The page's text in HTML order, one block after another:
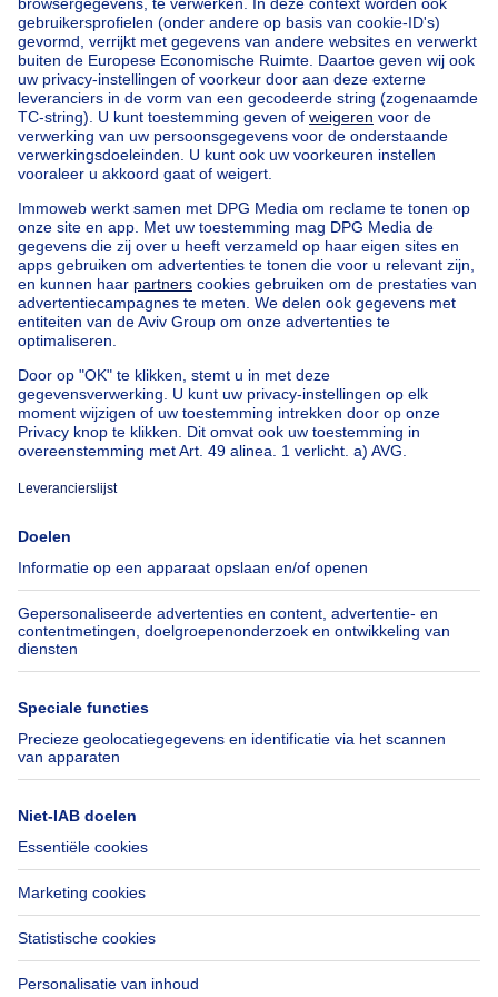
Home België
Vlaams Brabant (provincie)
Halle-Vilvoorde (arrondissement)
Kopen uw appartement in Itterbeek
Onze huizen buiten BelgiëHuis te koop Frankrijk
Huis te koop Spanje
Huis te koop Italië
Huis te koop Luxemburg
Huis te koop Nederland
Goedkoop vastgoedGoedkoop huis te koop
Goedkope appartementen te huur
Onze huurwoningen met slaapkamers
Appartement te koop met 3 slaapkamers Oostende
Huis te koop met 3 slaapkamers Stene
Huis te koop met 3 slaapkamers Deurne
Immoweb
Pers
Jobs
Axel Springer Group
SeLoger.com
Immowelt.de
Belfius
Verzekeringen
Verhuis checklist
Hulp
Veelgestelde vragen
Toegankelijkheid
Contacteer ons
Volg ons
LinkedIn
Immoweb SA © 2026 - Alle rechten voorbehouden
Gebruiksvoorwaarden Cookie instellingen
Privacybeleid